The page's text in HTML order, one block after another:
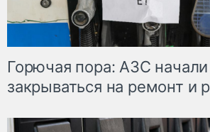
Горючая пора: АЗС начали
закрываться на ремонт и